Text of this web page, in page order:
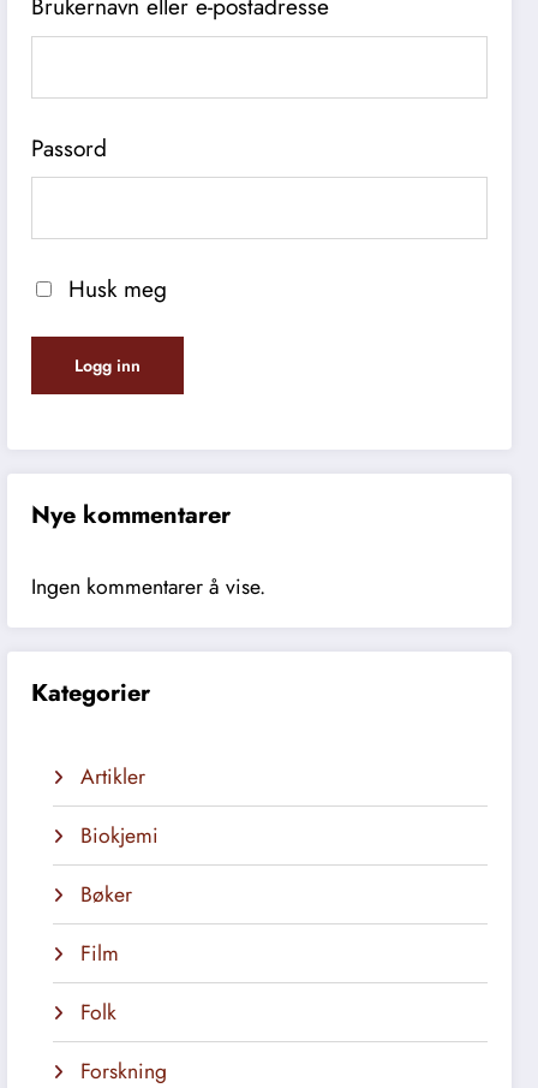
Passord
Husk meg
Nye kommentarer
Ingen kommentarer å vise.
Kategorier
Artikler
Biokjemi
Bøker
Film
Folk
Forskning